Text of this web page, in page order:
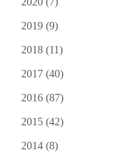
2019 (9)
2018 (11)
2017 (40)
2016 (87)
2015 (42)
2014 (8)